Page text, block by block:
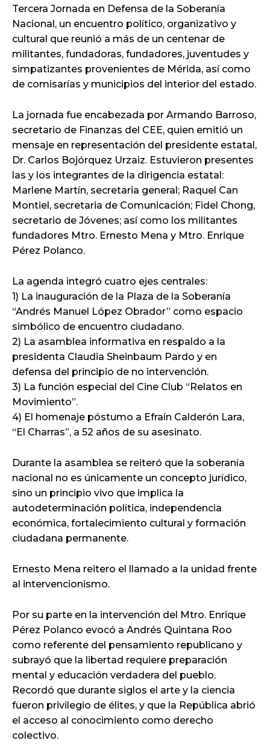
Tercera Jornada en Defensa de la Soberanía
Nacional, un encuentro político, organizativo y
cultural que reunió a más de un centenar de
militantes, fundadoras, fundadores, juventudes y
simpatizantes provenientes de Mérida, así como
de comisarías y municipios del interior del estado.
La jornada fue encabezada por Armando Barroso,
secretario de Finanzas del CEE, quien emitió un
mensaje en representación del presidente estatal,
Dr. Carlos Bojórquez Urzaiz. Estuvieron presentes
las y los integrantes de la dirigencia estatal:
Marlene Martín, secretaria general; Raquel Can
Montiel, secretaria de Comunicación; Fidel Chong,
secretario de Jóvenes; así como los militantes
fundadores Mtro. Ernesto Mena y Mtro. Enrique
Pérez Polanco.
La agenda integró cuatro ejes centrales:
1) La inauguración de la Plaza de la Soberanía
“Andrés Manuel López Obrador” como espacio
simbólico de encuentro ciudadano.
2) La asamblea informativa en respaldo a la
presidenta Claudia Sheinbaum Pardo y en
defensa del principio de no intervención.
3) La función especial del Cine Club “Relatos en
Movimiento”.
4) El homenaje póstumo a Efraín Calderón Lara,
“El Charras”, a 52 años de su asesinato.
Durante la asamblea se reiteró que la soberanía
nacional no es únicamente un concepto jurídico,
sino un principio vivo que implica la
autodeterminación política, independencia
económica, fortalecimiento cultural y formación
ciudadana permanente.
Ernesto Mena reitero el llamado a la unidad frente
al intervencionismo.
Por su parte en la intervención del Mtro. Enrique
Pérez Polanco evocó a Andrés Quintana Roo
como referente del pensamiento republicano y
subrayó que la libertad requiere preparación
mental y educación verdadera del pueblo.
Recordó que durante siglos el arte y la ciencia
fueron privilegio de élites, y que la República abrió
el acceso al conocimiento como derecho
colectivo.